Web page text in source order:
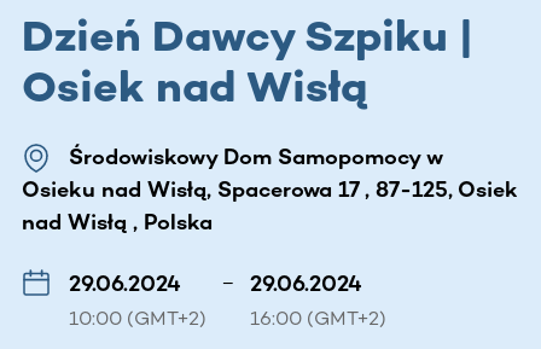
Dzień Dawcy Szpiku |
Osiek nad Wisłą
Środowiskowy Dom Samopomocy w
Osieku nad Wisłą, Spacerowa 17 , 87-125, Osiek
nad Wisłą , Polska
29.06.2024
10:00 (GMT+2)
– 29.06.2024
16:00 (GMT+2)